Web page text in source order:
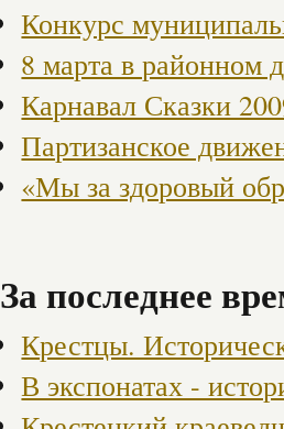
Конкурс
8 марта в районном
Карнавал Сказки
Партизанское
«Мы за здоровый
За последнее
Крестцы.
В экспонатах -